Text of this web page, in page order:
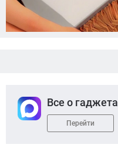
Все о
Перейти